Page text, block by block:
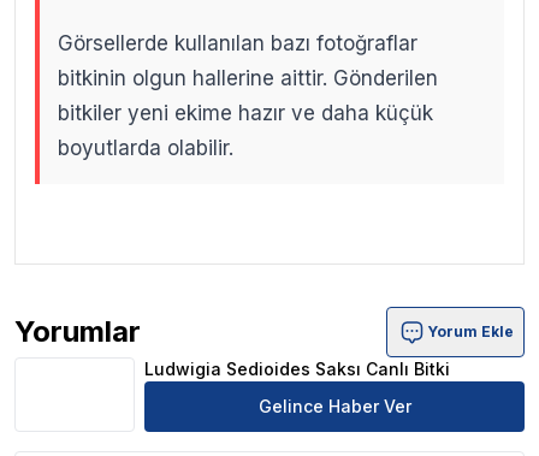
Görsellerde kullanılan bazı fotoğraflar
bitkinin olgun hallerine aittir. Gönderilen
bitkiler yeni ekime hazır ve daha küçük
boyutlarda olabilir.
Yorumlar
Ludwigia Sedioides Saksı Canlı Bitki Ürün Yorumları
Yorum Ekle
Ludwigia Sedioides Saksı Canlı Bitki
Gelince Haber Ver